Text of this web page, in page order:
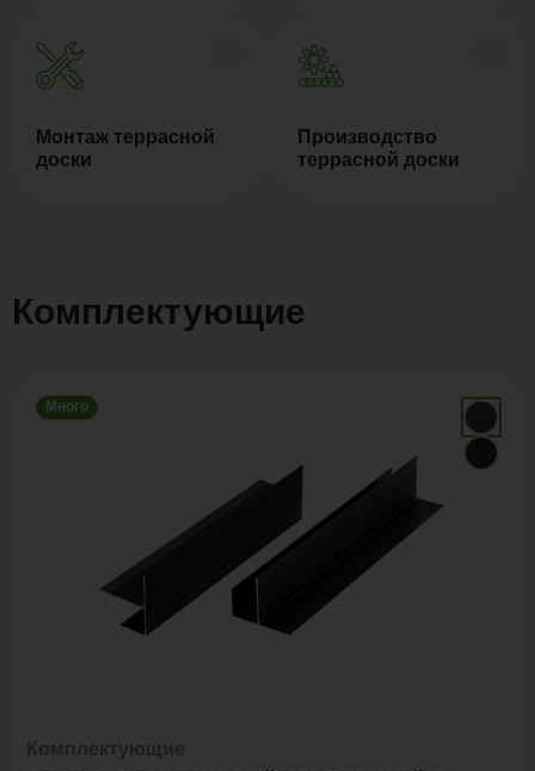
Монтаж террасной
доски
Производство
террасной доски
Комплектующие
Много